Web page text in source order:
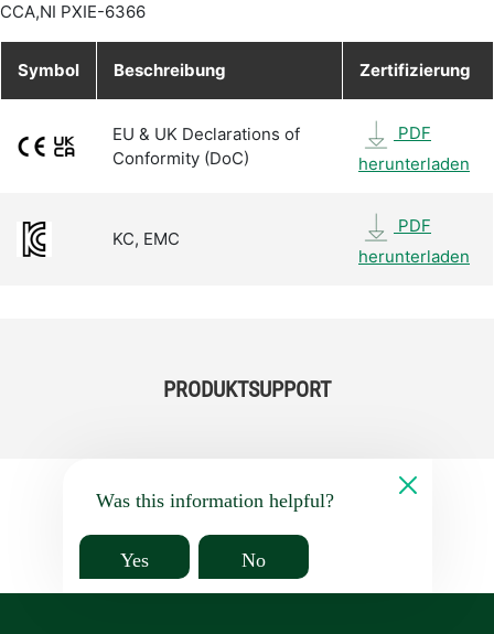
CCA,NI PXIE-6366
Symbol Beschreibung Zertifizierung
EU & UK Declarations of
Conformity (DoC)
PDF
herunterladen
KC, EMC
PDF
herunterladen
PRODUKTSUPPORT
Was this information helpful?
Yes No